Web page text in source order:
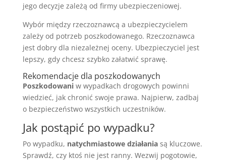
jego decyzje zależą od firmy ubezpieczeniowej.
Wybór między rzeczoznawcą a ubezpieczycielem
zależy od potrzeb poszkodowanego. Rzeczoznawca
jest dobry dla niezależnej oceny. Ubezpieczyciel jest
lepszy, gdy chcesz szybko załatwić sprawę.
Rekomendacje dla poszkodowanych
Poszkodowaniw wypadkach drogowych powinni
wiedzieć, jak chronić swoje prawa. Najpierw, zadbaj
o bezpieczeństwo wszystkich uczestników.
Jak postąpić po wypadku?
Po wypadku, natychmiastowe działaniasą kluczowe.
Sprawdź, czy ktoś nie jest ranny. Wezwij pogotowie,